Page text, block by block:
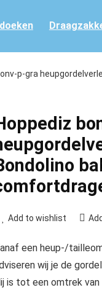
p-gra
Add to wishlist
een heup-/
wij je de
is tot een omtrek